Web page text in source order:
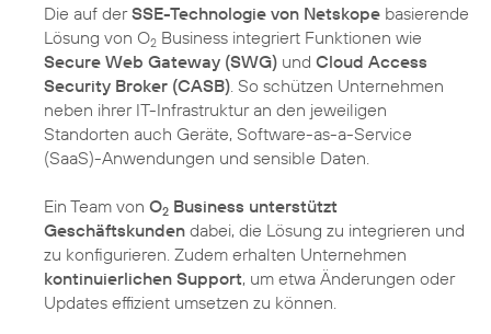
Die auf derSSE-Technologie von Netskope basierende
Lösung von O2 Business integriert Funktionen wie
Secure Web Gateway (SWG) und Cloud Access
Security Broker (CASB) . So schützen Unternehmen
neben ihrer IT-Infrastruktur an den jeweiligen
Standorten auch Geräte, Software-as-a-Service
(SaaS)-Anwendungen und sensible Daten.
Ein Team von O2 Business unterstützt
Geschäftskunden dabei, die Lösung zu integrieren und
zu konfigurieren. Zudem erhalten Unternehmen
kontinuierlichen Support, um etwa Änderungen oder
Updates effizient umsetzen zu können.